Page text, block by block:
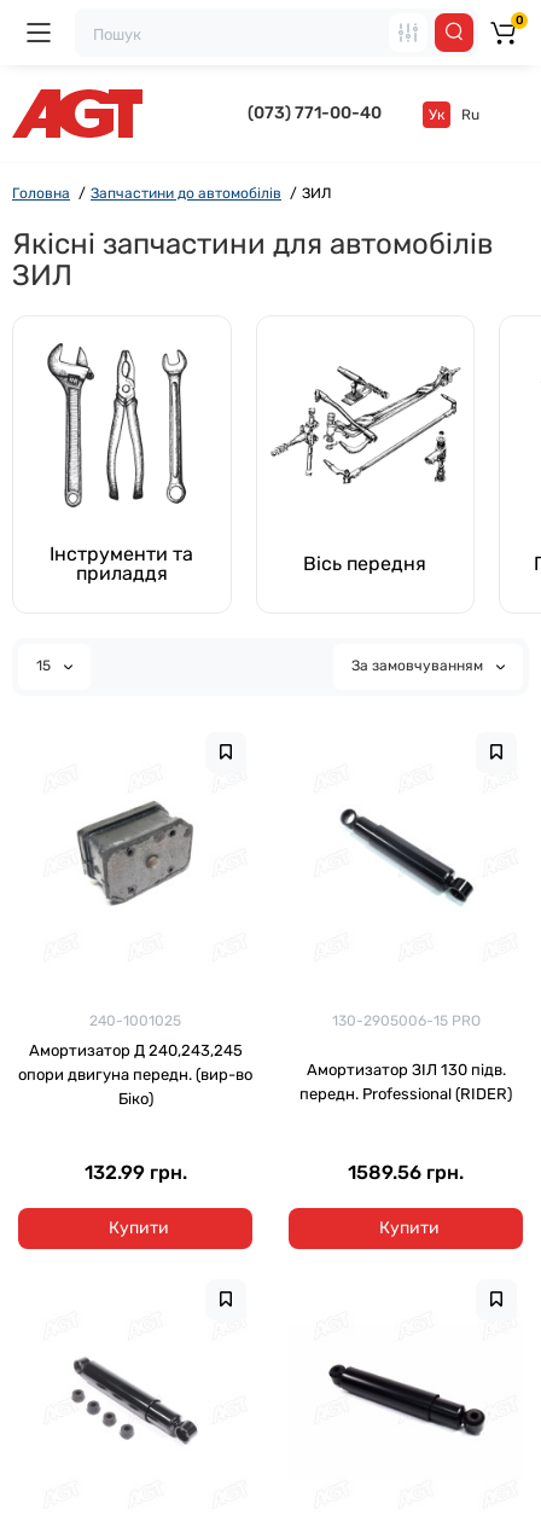
(073) 771-00-40 Ук Ru
0
Головна Запчастини до автомобілів ЗИЛ
Якісні запчастини для автомобілів
ЗИЛ
Інструменти та
приладдя
Вісь передня
15 За замовчуванням
240-1001025
Амортизатор Д 240,243,245
опори двигуна передн. (вир-во
Біко)
132.99 грн.
Купити
130-2905006-15 PRO
Амортизатор ЗІЛ 130 підв.
передн. Professional (RIDER)
1589.56 грн.
Купити